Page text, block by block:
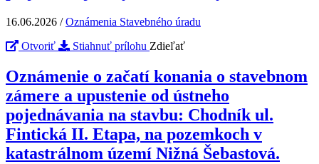
16.06.2026 /Oznámenia Stavebného úradu
Otvoriť
Stiahnuť prílohu Zdieľať
Oznámenie o začatí konania o stavebnom
zámere a upustenie od ústneho
pojednávania na stavbu: Chodník ul.
Fintická II. Etapa, na pozemkoch v
katastrálnom území Nižná Šebastová.